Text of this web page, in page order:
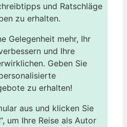
und Ratschläge
zu erhalten.
Gelegenheit mehr, Ihr
und Ihre
Geben Sie
zu erhalten!
aus und klicken Sie
um Ihre Reise als Autor